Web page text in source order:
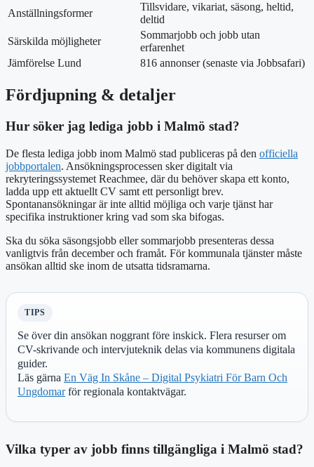
Anställningsformer
Tillsvidare, vikariat, säsong, heltid,
deltid
Särskilda möjligheter
Sommarjobb och jobb utan
erfarenhet
Jämförelse Lund
816 annonser (senaste via Jobbsafari)
Fördjupning & detaljer
Hur söker jag lediga jobb i Malmö stad?
De flesta lediga jobb inom Malmö stad publiceras på den officiella
jobbportalen. Ansökningsprocessen sker digitalt via
rekryteringssystemet Reachmee, där du behöver skapa ett konto,
ladda upp ett aktuellt CV samt ett personligt brev.
Spontanansökningar är inte alltid möjliga och varje tjänst har
specifika instruktioner kring vad som ska bifogas.
Ska du söka säsongsjobb eller sommarjobb presenteras dessa
vanligtvis från december och framåt. För kommunala tjänster måste
ansökan alltid ske inom de utsatta tidsramarna.
TIPS
Se över din ansökan noggrant före inskick. Flera resurser om
CV-skrivande och intervjuteknik delas via kommunens digitala
guider.
Läs gärna En Väg In Skåne – Digital Psykiatri För Barn Och
Ungdomarför regionala kontaktvägar.
Vilka typer av jobb finns tillgängliga i Malmö stad?